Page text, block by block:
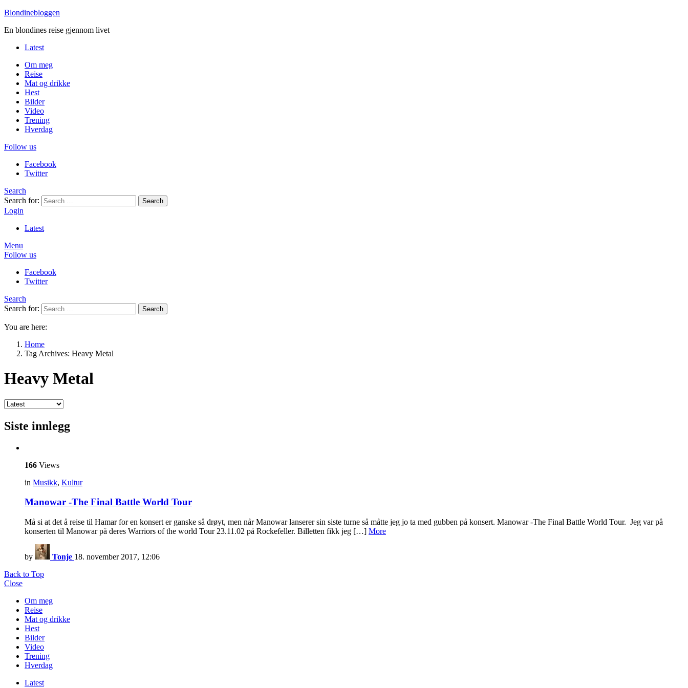
Blondinebloggen
En blondines reise gjennom livet
Latest
Om meg
Reise
Mat og drikke
Hest
Bilder
Video
Trening
Hverdag
Follow us
Facebook
Twitter
Search
Search for:
Search
Login
Latest
Menu
Follow us
Facebook
Twitter
Search
Search for:
Search
You are here:
Home
Tag Archives: Heavy Metal
Heavy Metal
Siste innlegg
166 Views
in Musikk, Kultur
Manowar -The Final Battle World Tour
Må si at det å reise til Hamar for en konsert er ganske så drøyt, men når Manowar lanserer sin siste turne så måtte jeg jo ta med gubben på konsert. Manowar -The Final Battle World Tour. Jeg var på
konserten til Manowar på deres Warriors of the world Tour 23.11.02 på Rockefeller. Billetten fikk jeg […] More
by Tonje 18. november 2017, 12:06
Back to Top
Close
Om meg
Reise
Mat og drikke
Hest
Bilder
Video
Trening
Hverdag
Latest